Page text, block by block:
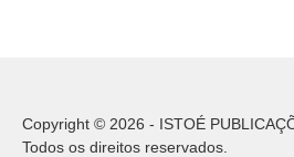
Copyright © 2026 - ISTOÉ
Todos os direitos reservados.